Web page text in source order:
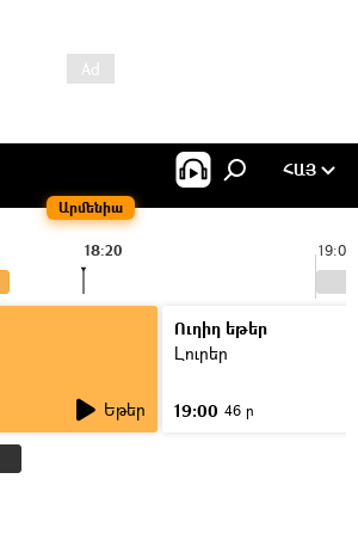
Արմենիա
ՀԱՅ
19:00
18:20
Եթեր
Ուղիղ եթեր
Լուրեր
19:00 46 ր